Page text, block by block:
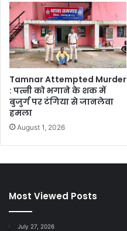
Tamnar Attempted Murder
: पत्नी को भगाने के शक में
बुजुर्ग पर टंगिया से जानलेवा
हमला
August 1, 2026
Most Viewed Posts
July 27, 2026